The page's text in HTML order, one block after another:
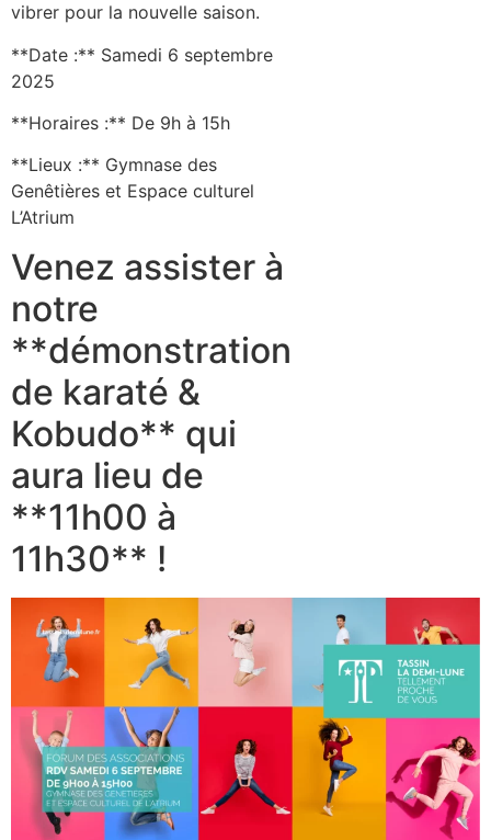
vibrer pour la nouvelle saison.
**Date :** Samedi 6 septembre
2025
**Horaires :** De 9h à 15h
**Lieux :** Gymnase des
Genêtières et Espace culturel
L’Atrium
Venez assister à
notre
**démonstration
de karaté &
Kobudo** qui
aura lieu de
**11h00 à
11h30** !